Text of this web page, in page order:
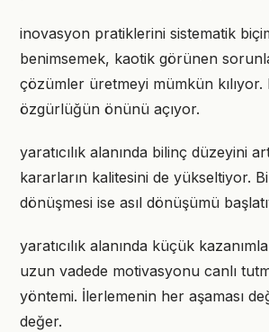
inovasyon pratiklerini sistematik
benimsemek, kaotik görünen
çözümler üretmeyi mümkün kılıyor.
özgürlüğün önünü açıyor.
yaratıcılık alanında bilinç düzeyini
kararların kalitesini de yükseltiyor.
dönüşmesi ise asıl dönüşümü
yaratıcılık alanında küçük
uzun vadede motivasyonu canlı
yöntemi. İlerlemenin her aşaması
değer.